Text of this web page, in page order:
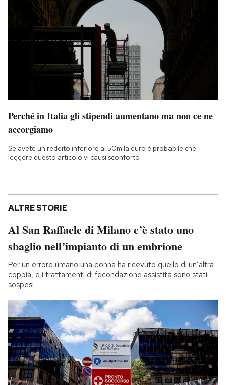
Perché in Italia gli stipendi aumentano ma non ce ne
accorgiamo
Se avete un reddito inferiore ai 50mila euro è probabile che
leggere questo articolo vi causi sconforto
ALTRE STORIE
Al San Raffaele di Milano c’è stato uno
sbaglio nell’impianto di un embrione
Per un errore umano una donna ha ricevuto quello di un’altra
coppia, e i trattamenti di fecondazione assistita sono stati
sospesi